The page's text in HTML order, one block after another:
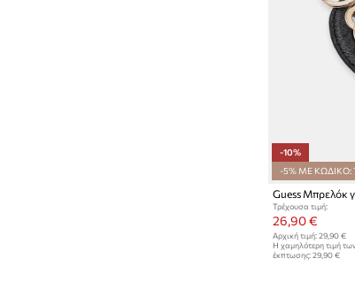
-10%
-5% ΜΕ ΚΩΔΙΚΟ:
Guess Μπρελόκ
Τρέχουσα τιμή:
26,90 €
Αρχική τιμή: 29,90 €
Η χαμηλότερη τιμή
έκπτωσης: 29,90 €